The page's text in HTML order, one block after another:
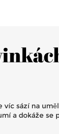
sází na
a dokáže